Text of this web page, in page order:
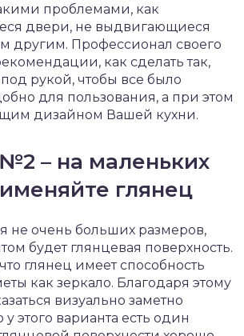
проблемами, как
двери, не выдвигающиеся
другим. Профессионал своего
как сделать так,
рукой, чтобы все было
для пользования, а при этом
дизайном Вашей кухни.
– на маленьких
глянец
не очень больших размеров,
будет глянцевая поверхность.
глянец имеет способность
как зеркало. Благодаря этому
визуально заметно
этого варианта есть один